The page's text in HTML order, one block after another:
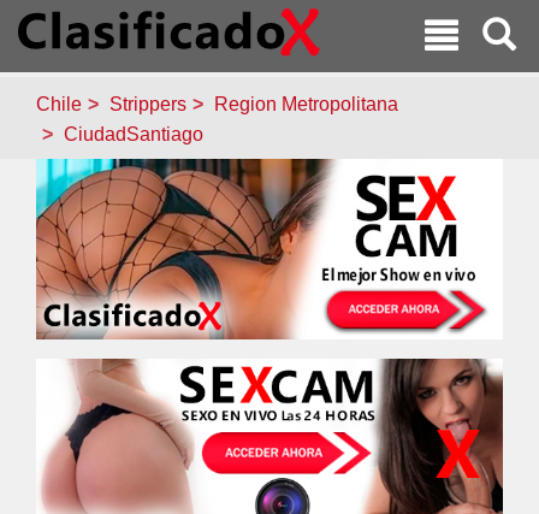
Chile Strippers
Region Metropolitana
CiudadSantiago